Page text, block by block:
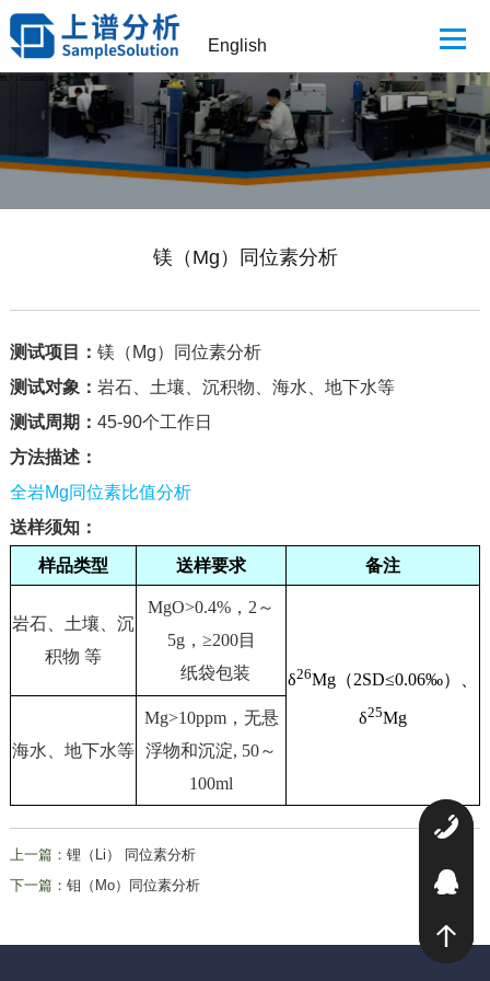
English
镁（Mg）同位素分析
测试项目： 镁（Mg）同位素分析
测试对象： 岩石、土壤、沉积物、海水、地下水等
测试周期： 45-90个工作日
方法描述：
全岩Mg同位素比值分析
送样须知：
样品类型 送样要求 备注
岩石、土壤、沉
积物 等
MgO>0.4%，2～
5g，≥200目
纸袋包装
δ26Mg（2SD≤0.06‰）、
δ25Mg
海水、地下水等
Mg>10ppm，无悬
浮物和沉淀, 50～
100ml
上一篇： 锂（Li） 同位素分析
下一篇： 钼（Mo）同位素分析